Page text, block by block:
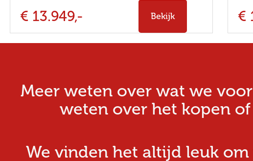
€ 13.949,- Bekijk €
Meer weten over wat we
weten over het kopen
We vinden het altijd leuk